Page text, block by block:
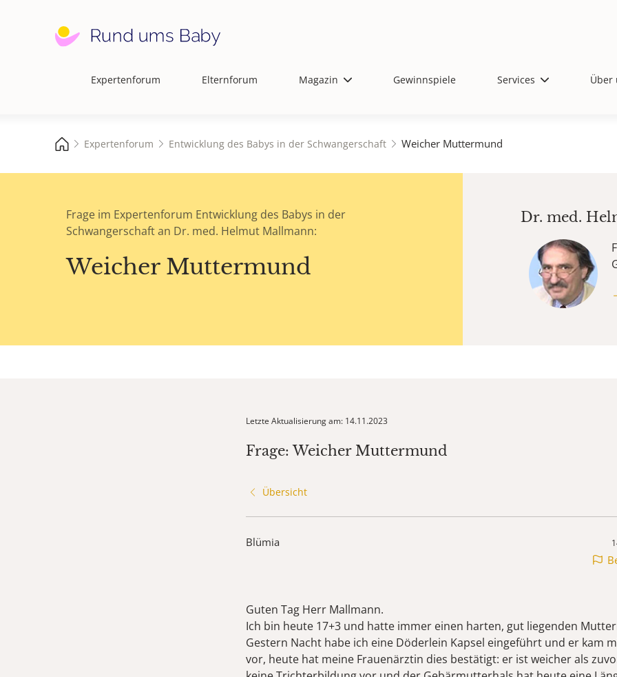
Hauptnavigation
Expertenforum Elternforum Magazin Gewinnspiele Services Über
Expertenforum Entwicklung des Babys in der Schwangerschaft Weicher Muttermund
Frage im Expertenforum Entwicklung des Babys in der
Schwangerschaft an Dr. med. Helmut Mallmann:
Weicher Muttermund
Dr. med.
Letzte Aktualisierung am: 14.11.2023
Frage: Weicher Muttermund
Übersicht
Blümia
Guten Tag Herr Mallmann.
Ich bin heute 17+3 und hatte immer einen harten, gut liegenden
Gestern Nacht habe ich eine Döderlein Kapsel eingeführt und er kam
vor, heute hat meine Frauenärztin dies bestätigt: er ist weicher als